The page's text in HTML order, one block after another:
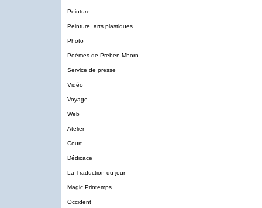
Peinture
Peinture, arts plastiques
Photo
Poèmes de Preben Mhorn
Service de presse
Vidéo
Voyage
Web
Atelier
Court
Dédicace
La Traduction du jour
Magic Printemps
Occident